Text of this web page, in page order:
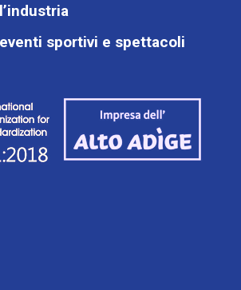
sportivi e spettacoli